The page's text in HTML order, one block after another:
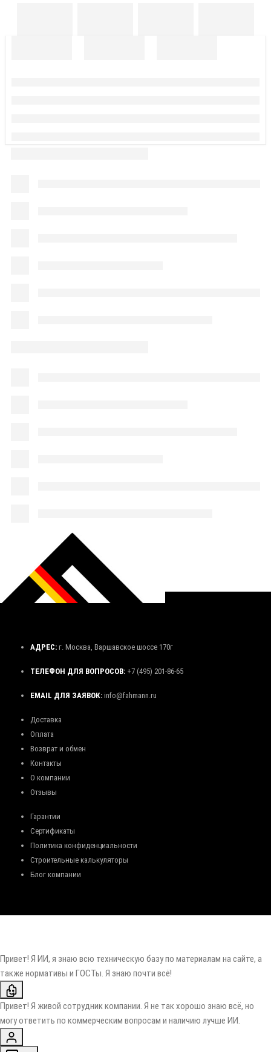
АДРЕС: г. Москва, Варшавское шоссе 170г
ТЕЛЕФОН ДЛЯ ВОПРОСОВ: +7 (495) 201-86-65
EMAIL ДЛЯ ЗАЯВОК: info@fahmann.ru
Доставка
Оплата
Возврат и обмен
Контакты
О компании
Отзывы
Гарантии
Сертификаты
Политика конфиденциальности
Строительные калькуляторы
Блог компании
Привет! Я ИИ, я знаю всю техническую базу по материалам на сайте, а
также нормативы и ГОСТы. Я знаю почти всё!
Привет! Я живой сотрудник компании. Я не так хорошо знаю всё, но
могу ответить по коммерческим вопросам и наличию лучше ИИ.